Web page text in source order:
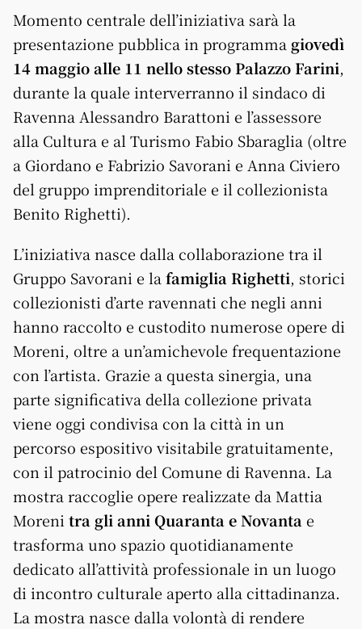
Momento centrale dell’iniziativa sarà la
presentazione pubblica in programma giovedì
14 maggio alle 11 nello stesso Palazzo Farini,
durante la quale interverranno il sindaco di
Ravenna Alessandro Barattoni e l’assessore
alla Cultura e al Turismo Fabio Sbaraglia (oltre
a Giordano e Fabrizio Savorani e Anna Civiero
del gruppo imprenditoriale e il collezionista
Benito Righetti).
L’iniziativa nasce dalla collaborazione tra il
Gruppo Savorani e la famiglia Righetti, storici
collezionisti d’arte ravennati che negli anni
hanno raccolto e custodito numerose opere di
Moreni, oltre a un’amichevole frequentazione
con l’artista. Grazie a questa sinergia, una
parte significativa della collezione privata
viene oggi condivisa con la città in un
percorso espositivo visitabile gratuitamente,
con il patrocinio del Comune di Ravenna. La
mostra raccoglie opere realizzate da Mattia
Moreni tra gli anni Quaranta e Novanta e
trasforma uno spazio quotidianamente
dedicato all’attività professionale in un luogo
di incontro culturale aperto alla cittadinanza.
La mostra nasce dalla volontà di rendere